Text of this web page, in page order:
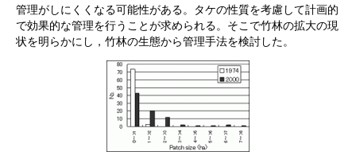
管理がしにくくなる可能性がある。タケの性質を考慮して計画的
で効果的な管理を行うことが求められる。そこで竹林の拡大の現
状を明らかにし，竹林の生態から管理手法を検討した。